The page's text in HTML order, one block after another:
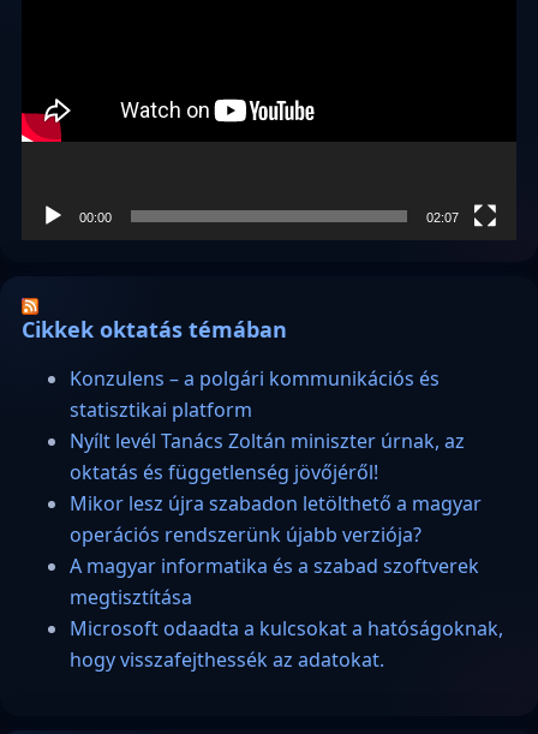
00:00 02:07
Cikkek oktatás témában
Konzulens – a polgári kommunikációs és
statisztikai platform
Nyílt levél Tanács Zoltán miniszter úrnak, az
oktatás és függetlenség jövőjéről!
Mikor lesz újra szabadon letölthető a magyar
operációs rendszerünk újabb verziója?
A magyar informatika és a szabad szoftverek
megtisztítása
Microsoft odaadta a kulcsokat a hatóságoknak,
hogy visszafejthessék az adatokat.